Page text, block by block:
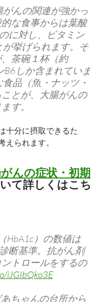
んの関連が強かっ
な食事からは葉酸
に対し、ビタミン
挙げられます。そ
茶碗１杯（約
B6しか含まれていま
品（魚・ナッツ・
とが、大腸がんの
す。
十分に摂取できるた
られます。
んの症状・初期
て詳しくはこち
HbA1c）の数値は
断基準。抗がん剤
トロールをするの
iJGIbQko3E
ちゃんの台所から